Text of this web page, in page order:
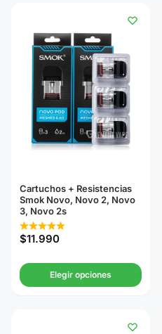
Cartuchos + Resistencias
Smok Novo, Novo 2, Novo
3, Novo 2s
$11.990
Elegir opciones